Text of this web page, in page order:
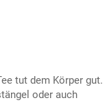
tut dem Körper gut.
oder auch